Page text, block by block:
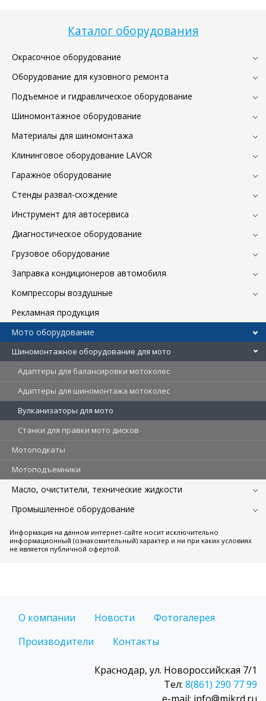
Каталог оборудования
Окрасочное оборудование
Оборудование для кузовного ремонта
Подъемное и гидравлическое оборудование
Шиномонтажное оборудование
Материалы для шиномонтажа
Клининговое оборудование LAVOR
Гаражное оборудование
Стенды развал-схождение
Инструмент для автосервиса
Диагностическое оборудование
Грузовое оборудование
Заправка кондиционеров автомобиля
Компрессоры воздушные
Рекламная продукция
Мото оборудование
Шиномонтажное оборудование для мото
Адаптеры для балансировки мотоколес
Адаптеры для шиномонтажа мотоколес
Вулканизаторы для мото
Станки для правки мото дисков
Мотоподкаты
Мотоподъемники
Масло, очистители, технические жидкости
Промышленное оборудование
Информация на данном интернет-сайте носит исключительно
информационный (ознакомительный) характер и ни при каких условиях
не является публичной офертой.
О компании Новости
Фотогалерея
Производители
Контакты
Краснодар, ул. Новороссийская 7/1
Тел: 8(861) 290 77 99